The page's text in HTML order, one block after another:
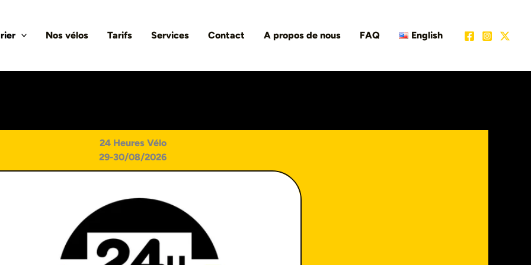
Nos vélos Tarifs Services Contact A propos de nous FAQ English
24 Heures Vélo
29-30/08/2026